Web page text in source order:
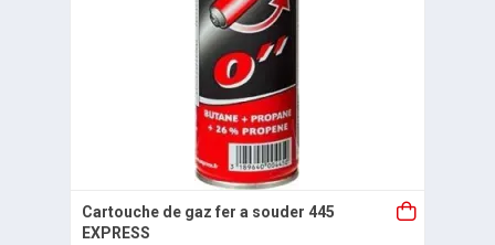
Cartouche de gaz fer a souder 445
EXPRESS